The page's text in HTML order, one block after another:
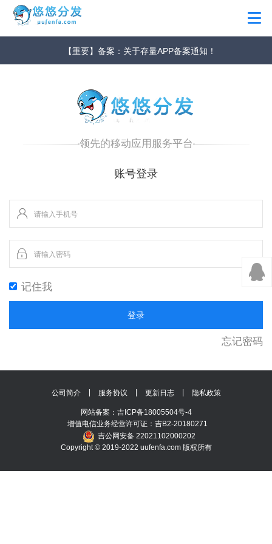
【重要】备案：关于存量APP备案通知！
领先的移动应用服务平台
账号登录
记住我
登录
忘记密码
公司简介 服务协议 更新日志 隐私政策
网站备案： 吉ICP备18005504号-4
增值电信业务经营许可证：吉B2-20180271
吉公网安备 22021102000202
Copyright © 2019-2022 uufenfa.com 版权所有